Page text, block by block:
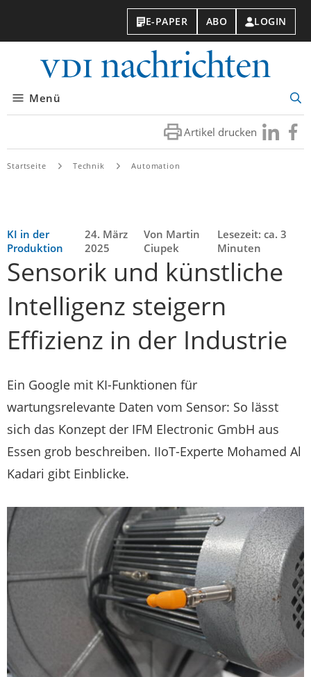
E-PAPER ABO LOGIN
Menü
Artikel drucken Besuchen
Sie
Sie
Startseite Technik Automation
KI in der
Produktion
24. März
2025
Von Martin
Ciupek
Lesezeit: ca. 3
Minuten
Sensorik und künstliche
Intelligenz steigern
Effizienz in der Industrie
Ein Google mit KI-Funktionen für
wartungsrelevante Daten vom Sensor: So lässt
sich das Konzept der IFM Electronic GmbH aus
Essen grob beschreiben. IIoT-Experte Mohamed Al
Kadari gibt Einblicke.